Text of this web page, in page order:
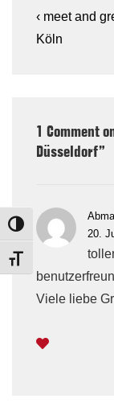
TOGGLE HIGH
TOGGLE FONT
Previous
Post
‹ meet and
Köln
1 Comment
Düsseldorf”
20.
Viele liebe